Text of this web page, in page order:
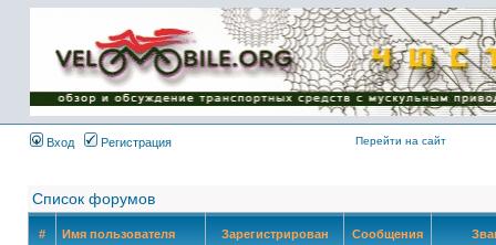
Имя пользователя:
Пароль:
{ LOG_ME_IN_SHORT
}
Вход
Регистрация Перейти на сайт
Список форумов
# Имя пользователя Зарегистрирован Сообщения